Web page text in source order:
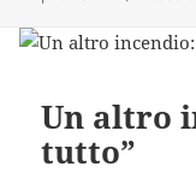
Un altro
tutto”